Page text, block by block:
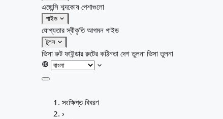
এজেন্সি শব্দকোষ পেশাগুলো
গাইড
যোগ্যতার স্বীকৃতিআগমন গাইড
টুলস
ভিসা রুট ফাইন্ডাররুটের কঠিনতা দেশ তুলনা ভিসা তুলনা
দেশসমূহ
সংক্ষিপ্ত বিবরণ
›